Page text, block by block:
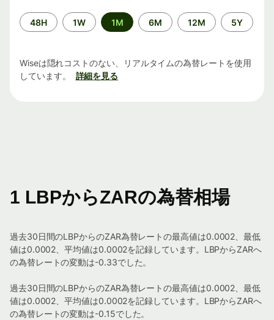
期
間
48H 1W 1M 6M 12M 5Y
Wiseは隠れコストのない、リアルタイムの為替レートを使用
しています。
詳細を見る
1 LBPからZARの為替相場
過去30日間のLBPからのZAR為替レートの最高値は0.0002、最低
値は0.0002、平均値は0.0002を記録しています。LBPからZARへ
の為替レートの変動は-0.33でした。
過去30日間のLBPからのZAR為替レートの最高値は0.0002、最低
値は0.0002、平均値は0.0002を記録しています。LBPからZARへ
の為替レートの変動は-0.15でした。